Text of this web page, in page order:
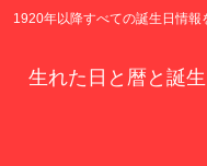
1920年以降すべての誕生日情
生れた日と暦と誕